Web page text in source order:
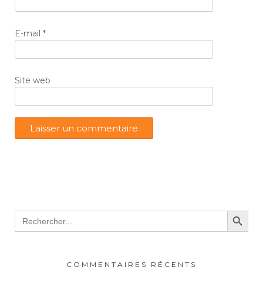
E-mail *
Site web
Search
for:
Search Button
COMMENTAIRES RÉCENTS